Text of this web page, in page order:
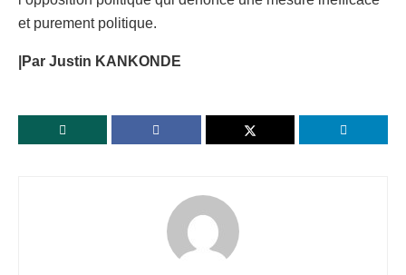
et purement politique.
|Par Justin KANKONDE